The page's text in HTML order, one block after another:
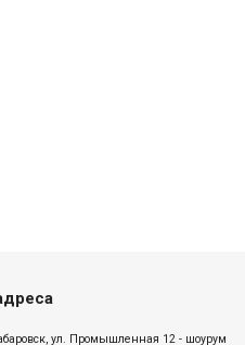
ул. Промышленная 12 - шоурум